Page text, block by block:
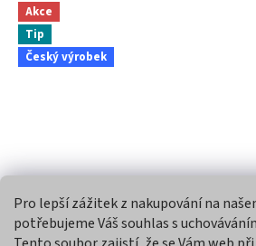
Pro lepší zážitek z nakupování na
potřebujeme Váš souhlas s
Akce
Tip
Český výrobek